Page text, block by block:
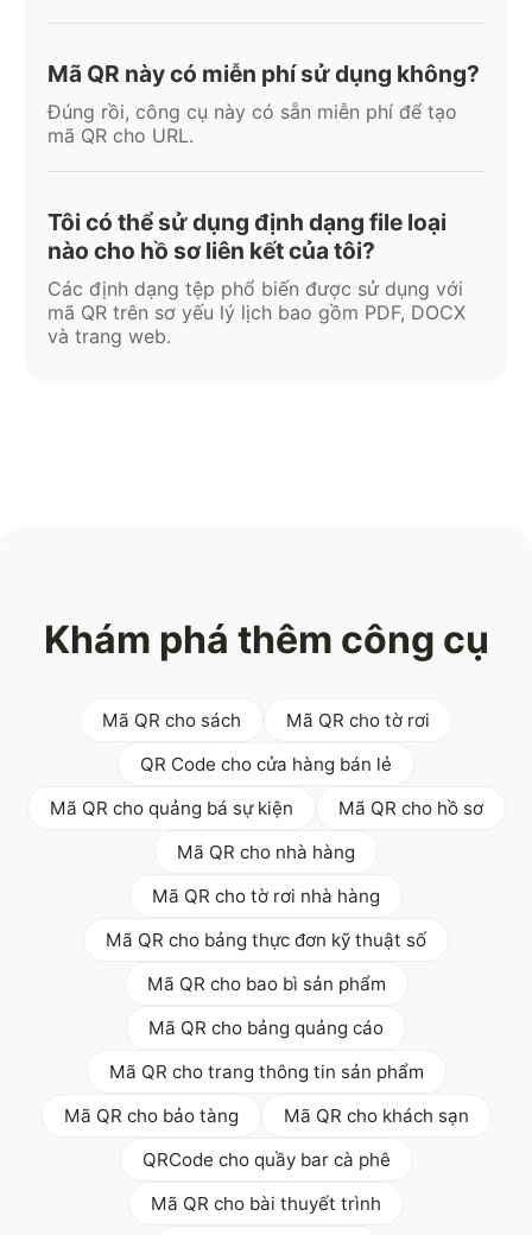
Mã QR này có miễn phí sử dụng không?
Đúng rồi, công cụ này có sẵn miễn phí để tạo
mã QR cho URL.
Tôi có thể sử dụng định dạng file loại
nào cho hồ sơ liên kết của tôi?
Các định dạng tệp phổ biến được sử dụng với
mã QR trên sơ yếu lý lịch bao gồm PDF, DOCX
và trang web.
Khám phá thêm công cụ
Mã QR cho sách
Mã QR cho tờ rơi
QR Code cho cửa hàng bán lẻ
Mã QR cho quảng bá sự kiện
Mã QR cho hồ sơ
Mã QR cho nhà hàng
Mã QR cho tờ rơi nhà hàng
Mã QR cho bảng thực đơn kỹ thuật số
Mã QR cho bao bì sản phẩm
Mã QR cho bảng quảng cáo
Mã QR cho trang thông tin sản phẩm
Mã QR cho bảo tàng
Mã QR cho khách sạn
QRCode cho quầy bar cà phê
Mã QR cho bài thuyết trình